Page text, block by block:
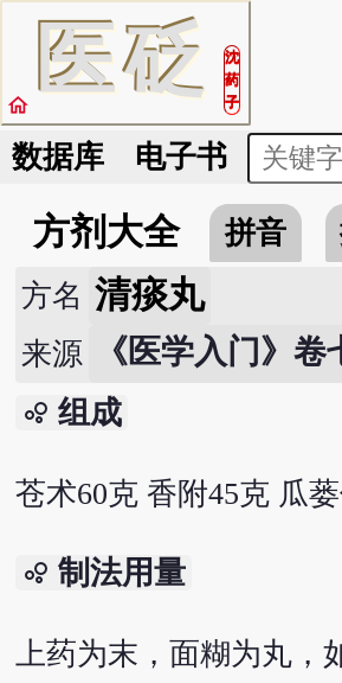
医砭
沈
药
子
home
数据库 电子书
方剂大全 拼音
方名 清痰丸
来源 《医学入门》卷
bubble_chart 组成
苍术60克 香附45克 瓜
bubble_chart 制法用量
上药为末，面糊为丸，